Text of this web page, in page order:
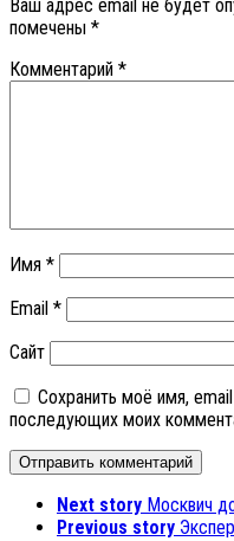
Ваш адрес email не будет
помечены *
Комментарий *
Имя *
Email *
Сайт
Сохранить моё имя,
последующих моих
Next story Москвич
Previous story